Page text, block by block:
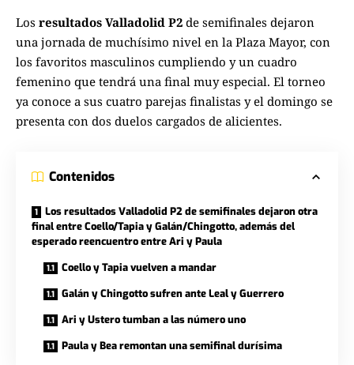
Los resultados Valladolid P2 de semifinales dejaron
una jornada de muchísimo nivel en la Plaza Mayor, con
los favoritos masculinos cumpliendo y un cuadro
femenino que tendrá una final muy especial. El torneo
ya conoce a sus cuatro parejas finalistas y el domingo se
presenta con dos duelos cargados de alicientes.
Contenidos
Los resultados Valladolid P2 de semifinales dejaron otra
final entre Coello/Tapia y Galán/Chingotto, además del
esperado reencuentro entre Ari y Paula
Coello y Tapia vuelven a mandar
Galán y Chingotto sufren ante Leal y Guerrero
Ari y Ustero tumban a las número uno
Paula y Bea remontan una semifinal durísima